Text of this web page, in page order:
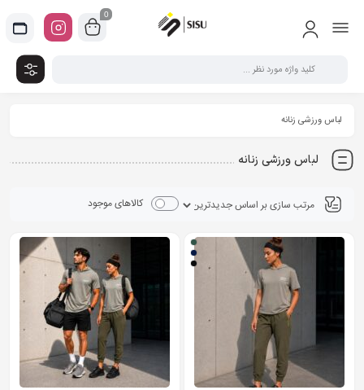
0
لباس ورزشی زنانه
لباس ورزشی زنانه
کالاهای موجود